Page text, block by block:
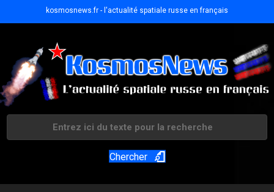
kosmosnews.fr - l'actualité spatiale russe en français
Chercher